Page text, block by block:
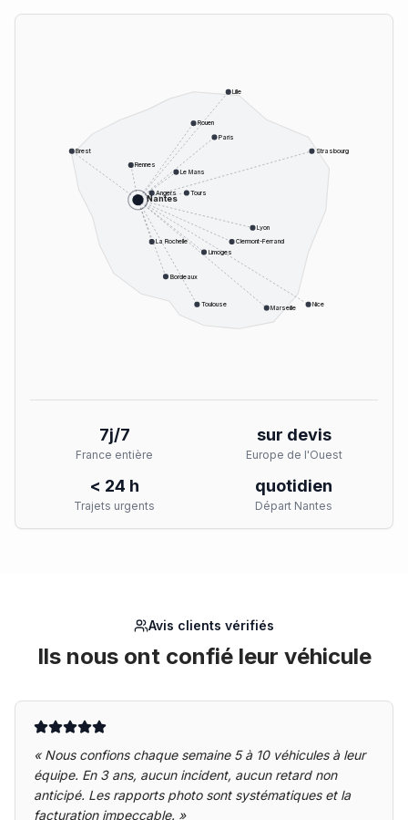
Nantes
Paris
Lyon
Marseille
Toulouse
Bordeaux
Nice
Strasbourg
Lille
Rennes
Angers
Le Mans
Tours
Limoges
Clermont-Ferrand
Rouen
Brest
La Rochelle
7j/7
France entière
sur devis
Europe de l'Ouest
< 24 h
Trajets urgents
quotidien
Départ Nantes
Avis clients vérifiés
Ils nous ont confié leur véhicule
« Nous confions chaque semaine 5 à 10 véhicules à leur
équipe. En 3 ans, aucun incident, aucun retard non
anticipé. Les rapports photo sont systématiques et la
facturation impeccable. »